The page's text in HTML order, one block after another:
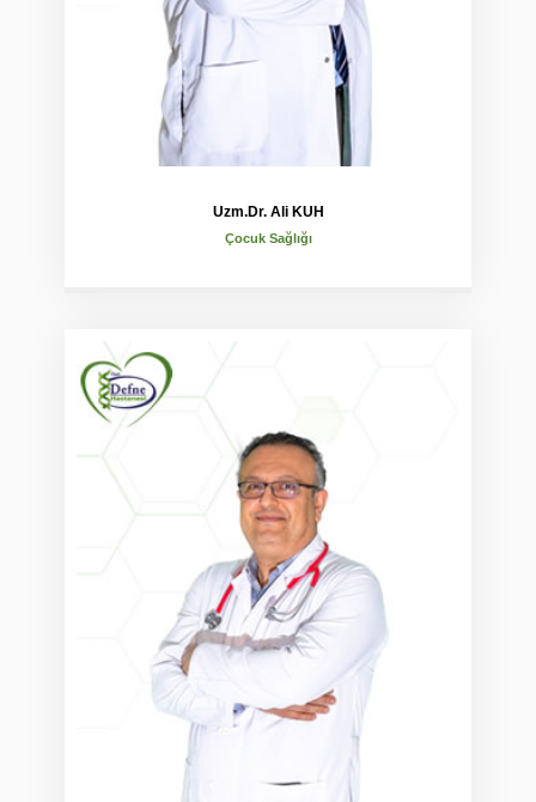
Uzm.Dr. Ali KUH
Çocuk Sağlığı